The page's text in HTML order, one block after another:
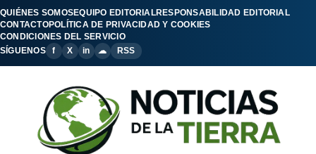
QUIÉNES SOMOSEQUIPO EDITORIALRESPONSABILIDAD EDITORIAL
CONTACTOPOLÍTICA DE PRIVACIDAD Y COOKIES
CONDICIONES DEL SERVICIO
SÍGUENOS
f X in ☁ RSS